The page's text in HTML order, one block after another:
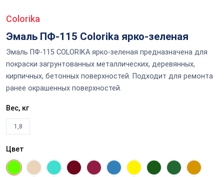
Colorika
Эмаль ПФ-115 Colorika ярко-зеленая
Эмаль ПФ-115 COLORIKA ярко-зеленая предназначена для
покраски загрунтованных металлических, деревянных,
кирпичных, бетонных поверхностей. Подходит для ремонта
ранее окрашенных поверхностей.
Вес, кг
1,8
Цвет